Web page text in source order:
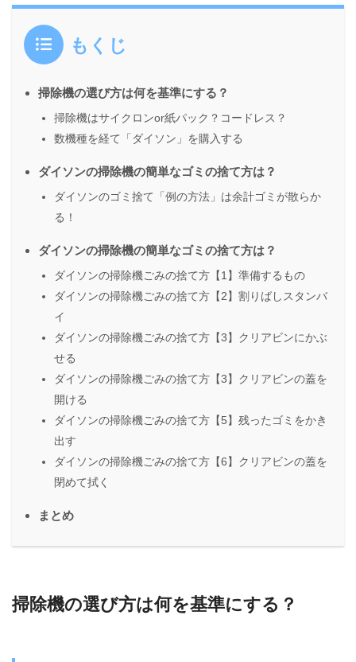
もくじ
掃除機の選び方は何を基準にする？
掃除機はサイクロンor紙パック？コードレス？
数機種を経て「ダイソン」を購入する
ダイソンの掃除機の簡単なゴミの捨て方は？
ダイソンのゴミ捨て「例の方法」は余計ゴミが散らか
る！
ダイソンの掃除機の簡単なゴミの捨て方は？
ダイソンの掃除機ごみの捨て方【1】準備するもの
ダイソンの掃除機ごみの捨て方【2】割りばしスタンバ
イ
ダイソンの掃除機ごみの捨て方【3】クリアビンにかぶ
せる
ダイソンの掃除機ごみの捨て方【3】クリアビンの蓋を
開ける
ダイソンの掃除機ごみの捨て方【5】残ったゴミをかき
出す
ダイソンの掃除機ごみの捨て方【6】クリアビンの蓋を
閉めて拭く
まとめ
掃除機の選び方は何を基準にする？